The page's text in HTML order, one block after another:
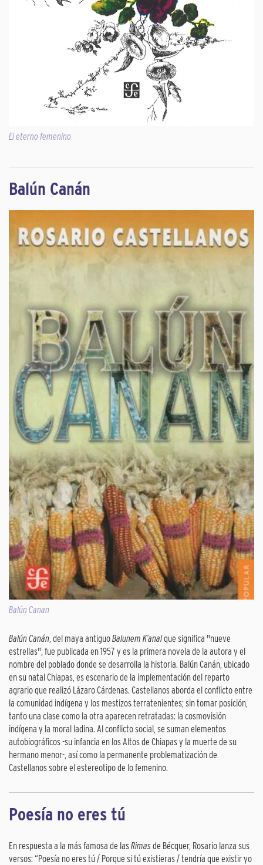
El eterno femenino
Balún Canán
Balún Canan
Balún Canán, del maya antiguoBalunem K’analque significa "nueve
estrellas", fue publicada en 1957 y es la primera novela de la autora y el
nombre del poblado donde se desarrolla la historia. Balún Canán, ubicado
en su natal Chiapas, es escenario de la implementación del reparto
agrario que realizó Lázaro Cárdenas. Castellanos aborda el conflicto entre
la comunidad indígena y los mestizos terratenientes; sin tomar posición,
tanto una clase como la otra aparecen retratadas: la cosmovisión
indígena y la moral ladina. Al conflicto social, se suman elementos
autobiográficos -su infancia en los Altos de Chiapas y la muerte de su
hermano menor-, así como la permanente problematización de
Castellanos sobre el estereotipo de lo femenino.
Poesía no eres tú
En respuesta a la más famosa de lasRimas de Bécquer, Rosario lanza sus
versos: “Poesía no eres tú / Porque si tú existieras / tendría que existir yo